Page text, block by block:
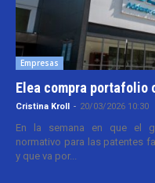
Empresas
Elea compra portafolio
Cristina Kroll - 20/03/2026 10:30
En la semana en que el
normativo para las patentes
y que va por...